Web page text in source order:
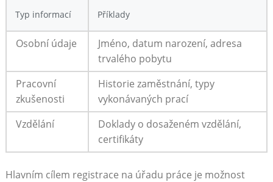
Typ informací Příklady
Osobní údaje
Jméno, datum narození, adresa
trvalého pobytu
Pracovní
zkušenosti
Historie zaměstnání, typy
vykonávaných prací
Vzdělání
Doklady o dosaženém vzdělání,
certifikáty
Hlavním cílem registrace na úřadu práce je možnost